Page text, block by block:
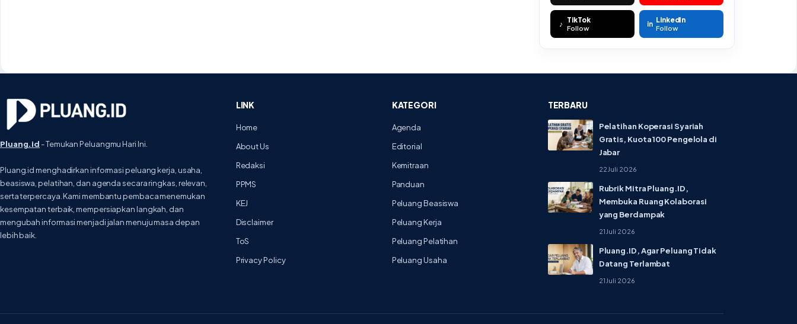
♪ TikTok
Follow in LinkedIn
Follow
Pluang.id - Temukan Peluangmu Hari Ini.
Pluang.id menghadirkan informasi peluang kerja, usaha,
beasiswa, pelatihan, dan agenda secara ringkas, relevan,
serta terpercaya. Kami membantu pembaca menemukan
kesempatan terbaik, mempersiapkan langkah, dan
mengubah informasi menjadi jalan menuju masa depan
lebih baik.
LINK
Home
About Us
Redaksi
PPMS
KEJ
Disclaimer
ToS
Privacy Policy
KATEGORI
Agenda
Editorial
Kemitraan
Panduan
Peluang Beasiswa
Peluang Kerja
Peluang Pelatihan
Peluang Usaha
TERBARU
Pelatihan Koperasi Syariah
Gratis, Kuota 100 Pengelola di
Jabar
22 Juli 2026
Rubrik Mitra Pluang.ID,
Membuka Ruang Kolaborasi
yang Berdampak
21 Juli 2026
Pluang.ID, Agar Peluang Tidak
Datang Terlambat
21 Juli 2026